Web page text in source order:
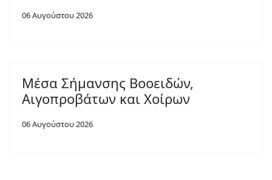
06 Αυγούστου 2026
Μέσα Σήμανσης Βοοειδών,
Αιγοπροβάτων και Χοίρων
06 Αυγούστου 2026